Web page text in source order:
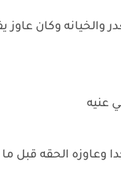
والخيانه وكان
عنيه
وعاوزه الحقه